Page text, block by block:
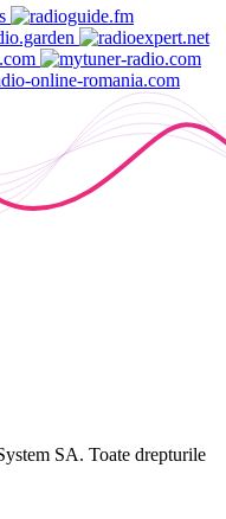
SA. Toate drepturile